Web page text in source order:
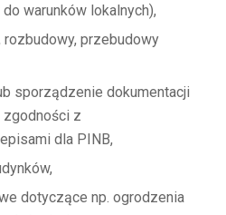
warunków lokalnych),
rozbudowy, przebudowy
sporządzenie dokumentacji
zgodności z
dla PINB,
dotyczące np. ogrodzenia